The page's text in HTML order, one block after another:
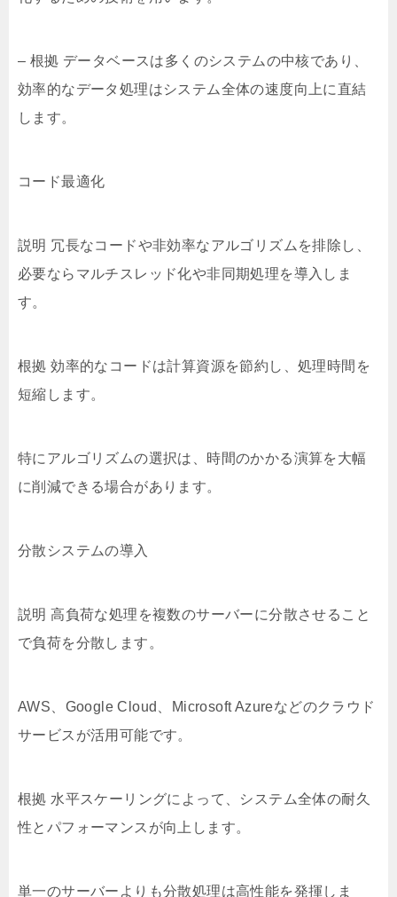
– 根拠 データベースは多くのシステムの中核であり、
効率的なデータ処理はシステム全体の速度向上に直結
します。
コード最適化
説明 冗長なコードや非効率なアルゴリズムを排除し、
必要ならマルチスレッド化や非同期処理を導入しま
す。
根拠 効率的なコードは計算資源を節約し、処理時間を
短縮します。
特にアルゴリズムの選択は、時間のかかる演算を大幅
に削減できる場合があります。
分散システムの導入
説明 高負荷な処理を複数のサーバーに分散させること
で負荷を分散します。
AWS、Google Cloud、Microsoft Azureなどのクラウド
サービスが活用可能です。
根拠 水平スケーリングによって、システム全体の耐久
性とパフォーマンスが向上します。
単一のサーバーよりも分散処理は高性能を発揮しま